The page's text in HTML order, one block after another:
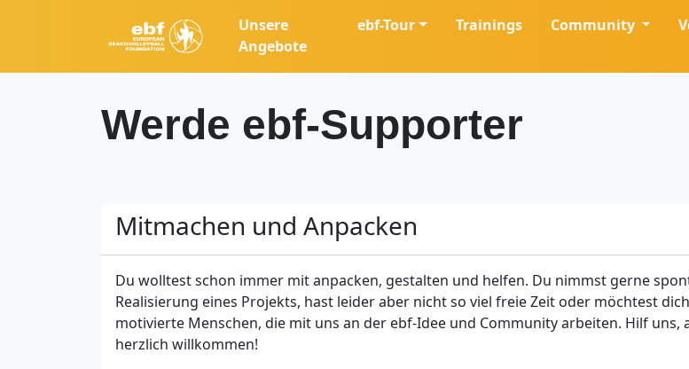
Unsere
Angebote
ebf-Tour Trainings Community
Werde ebf-Supporter
Mitmachen und Anpacken
Du wolltest schon immer mit anpacken, gestalten und helfen. Du nimmst gerne
Realisierung eines Projekts, hast leider aber nicht so viel freie Zeit oder möchtest
motivierte Menschen, die mit uns an der ebf-Idee und Community arbeiten. Hilf
herzlich willkommen!